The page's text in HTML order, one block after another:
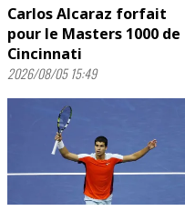
Carlos Alcaraz forfait
pour le Masters 1000 de
Cincinnati
2026/08/05 15:49